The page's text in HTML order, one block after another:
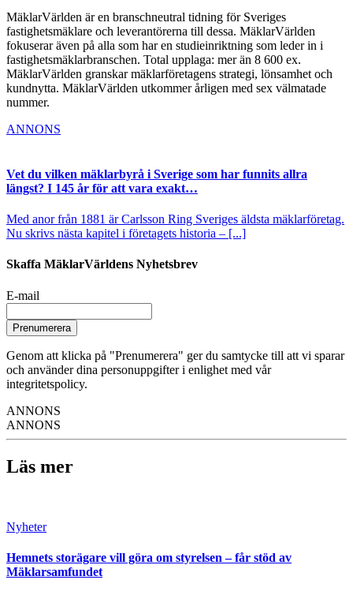
MäklarVärlden är en branschneutral tidning för Sveriges
fastighetsmäklare och leverantörerna till dessa. MäklarVärlden
fokuserar även på alla som har en studieinriktning som leder in i
fastighetsmäklarbranschen. Total upplaga: mer än 8 600 ex.
MäklarVärlden granskar mäklarföretagens strategi, lönsamhet och
kundnytta. MäklarVärlden utkommer årligen med sex välmatade
nummer.
ANNONS
Vet du vilken mäklarbyrå i Sverige som har funnits allra
längst? I 145 år för att vara exakt…
Med anor från 1881 är Carlsson Ring Sveriges äldsta mäklarföretag.
Nu skrivs nästa kapitel i företagets historia – [...]
Skaffa MäklarVärldens Nyhetsbrev
E-mail
Prenumerera
Genom att klicka på "Prenumerera" ger du samtycke till att vi sparar
och använder dina personuppgifter i enlighet med vår
integritetspolicy.
ANNONS
ANNONS
Läs mer
Nyheter
Hemnets storägare vill göra om styrelsen – får stöd av
Mäklarsamfundet